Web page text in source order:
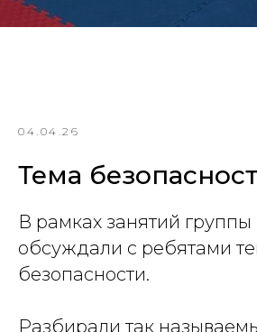
04.04.26
Тема
В рамках занятий
обсуждали с ребятами
безопасности.
Разбирали так